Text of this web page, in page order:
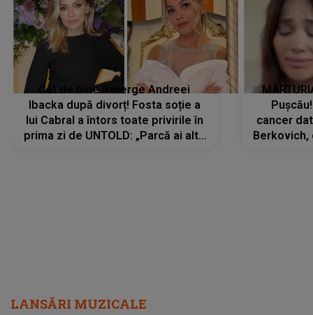
Cât de bine îi merge Andreei
Ibacka după divorț! Fosta soție a
lui Cabral a întors toate privirile în
prima zi de UNTOLD: „Parcă ai altă
cancer
LANSĂRI MUZICALE